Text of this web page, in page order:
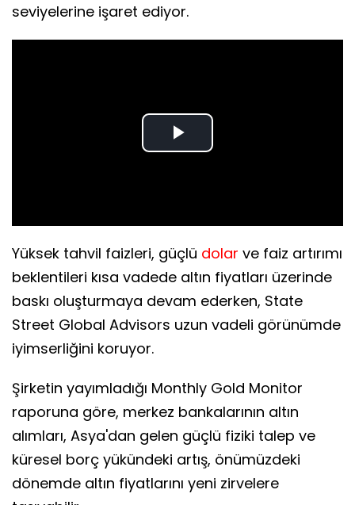
seviyelerine işaret ediyor.
Play
Yüksek tahvil faizleri, güçlü dolar ve faiz artırımı
beklentileri kısa vadede altın fiyatları üzerinde
baskı oluşturmaya devam ederken, State
Street Global Advisors uzun vadeli görünümde
iyimserliğini koruyor.
Şirketin yayımladığı Monthly Gold Monitor
raporuna göre, merkez bankalarının altın
alımları, Asya'dan gelen güçlü fiziki talep ve
küresel borç yükündeki artış, önümüzdeki
dönemde altın fiyatlarını yeni zirvelere